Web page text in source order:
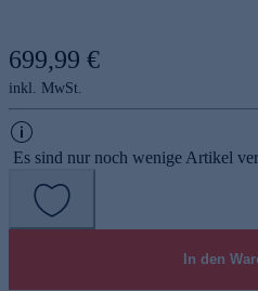
699,99 €
inkl. MwSt.
Es sind nur noch wenige Artikel
In den